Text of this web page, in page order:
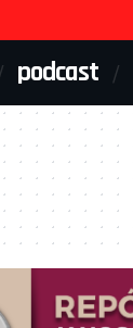
podcast